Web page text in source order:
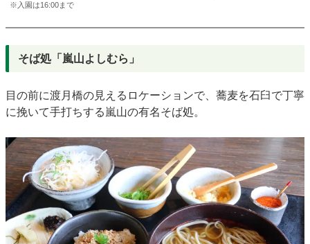
※入園は16:00まで
そば処「嵐山よしむら」
目の前に渡月橋の見えるロケーションで、蕎麦を石臼で丁寧
に挽いて手打ちする嵐山の有名そば処。